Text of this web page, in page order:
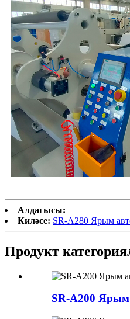
Алдагысы:
Киләсе: SR-A280 Ярым
Продукт
SR-A200 Ярым